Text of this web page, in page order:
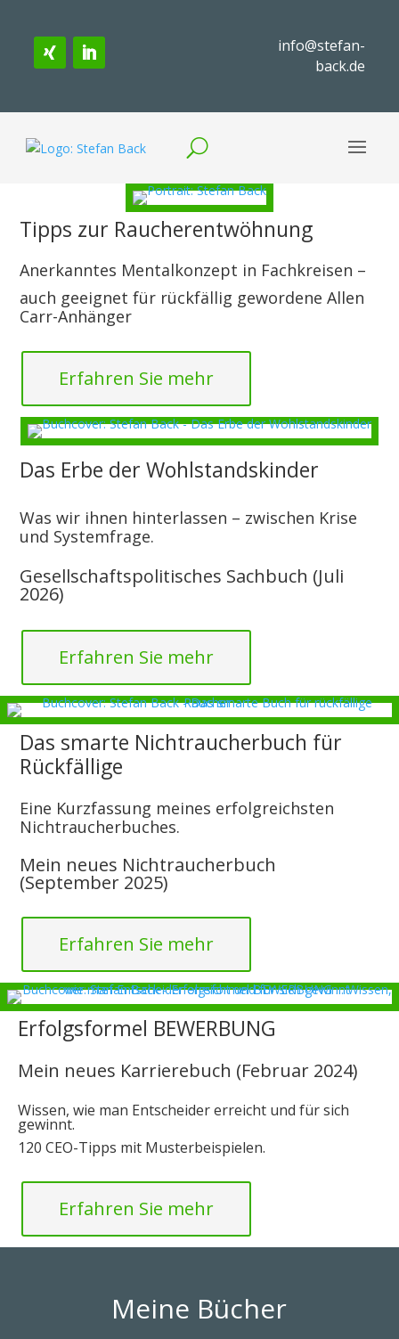
info@stefan-
back.de
Tipps zur Raucherentwöhnung
Anerkanntes Mentalkonzept in Fachkreisen –
auch geeignet für rückfällig gewordene Allen
Carr-Anhänger
Erfahren Sie mehr
Das Erbe der Wohlstandskinder
Was wir ihnen hinterlassen – zwischen Krise
und Systemfrage.
Gesellschaftspolitisches Sachbuch (Juli
2026)
Erfahren Sie mehr
Das smarte Nichtraucherbuch für
Rückfällige
Eine Kurzfassung meines erfolgreichsten
Nichtraucherbuches.
Mein neues Nichtraucherbuch
(September 2025)
Erfahren Sie mehr
Erfolgsformel BEWERBUNG
Mein neues Karrierebuch (Februar 2024)
Wissen, wie man Entscheider erreicht und für sich
gewinnt.
120 CEO-Tipps mit Musterbeispielen.
Erfahren Sie mehr
Meine Bücher